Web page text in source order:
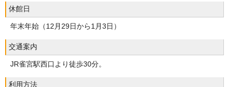
休館日
年末年始（12月29日から1月3日）
交通案内
JR雀宮駅西口より徒歩30分。
利用方法